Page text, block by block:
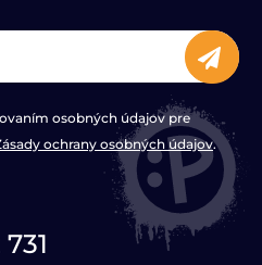
osobných údajov pre
ochrany osobných údajov.